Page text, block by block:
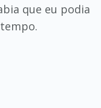
que eu podia